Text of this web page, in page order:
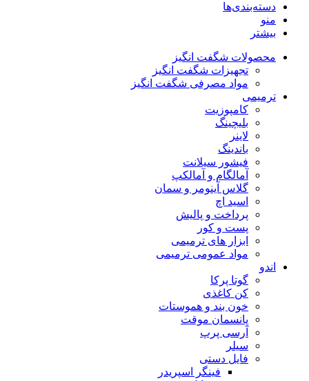
دسته‌بندی‌ها
منو
بیشتر
محصولات شگفت انگیز
تجهیزات شگفت انگیز
مواد مصرفی شگفت انگیز
ترمیمی
کامپوزیت
بلیچینگ
لاینر
باندینگ
فیشور سیلانت
آمالگام و آمالکپ
گلاس آینومر و سمان
اسید اچ
پرداخت و پالیش
پست و کور
ابزار های ترمیمی
مواد عمومی ترمیمی
اندو
گوتا پرکا
کن کاغذی
خون بند و هموستات
پانسمان موقت
آرسی پرپ
سیلر
فایل دستی
فینگر اسپریدر